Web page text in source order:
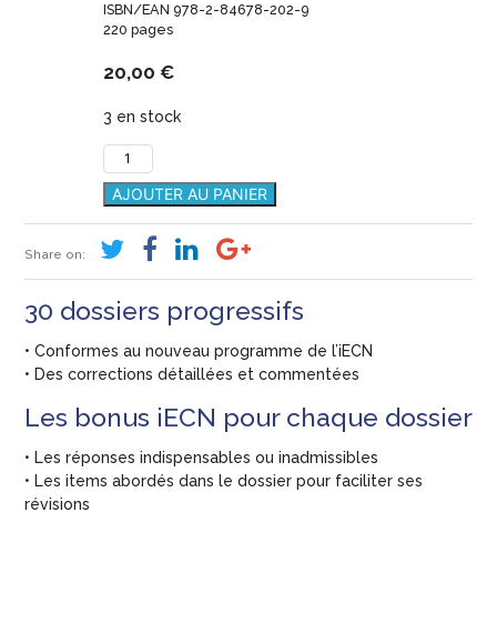
ISBN/EAN 978-2-84678-202-9
220 pages
20,00 €
3 en stock
quantité
de
Gynécologie
Obstétrique
-
L'entraînement
AJOUTER AU PANIER
Share on:
30 dossiers progressifs
• Conformes au nouveau programme de l’iECN
• Des corrections détaillées et commentées
Les bonus iECN pour chaque dossier
• Les réponses indispensables ou inadmissibles
• Les items abordés dans le dossier pour faciliter ses
révisions